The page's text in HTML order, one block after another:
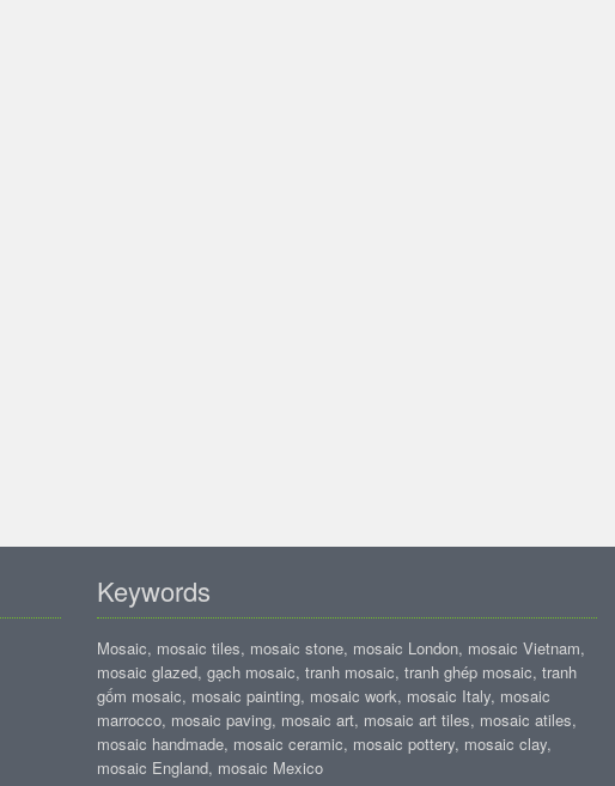
Keywords
Mosaic, mosaic tiles, mosaic stone, mosaic London, mosaic Vietnam,
mosaic glazed, gạch mosaic, tranh mosaic, tranh ghép mosaic, tranh
gốm mosaic, mosaic painting, mosaic work, mosaic Italy, mosaic
marrocco, mosaic paving, mosaic art, mosaic art tiles, mosaic atiles,
mosaic handmade, mosaic ceramic, mosaic pottery, mosaic clay,
mosaic England, mosaic Mexico